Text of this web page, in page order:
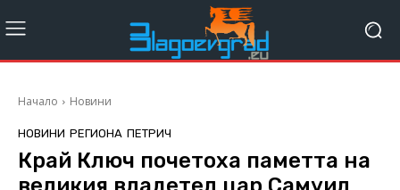
Начало Новини
НОВИНИ РЕГИОНА ПЕТРИЧ
Край Ключ почетоха паметта на